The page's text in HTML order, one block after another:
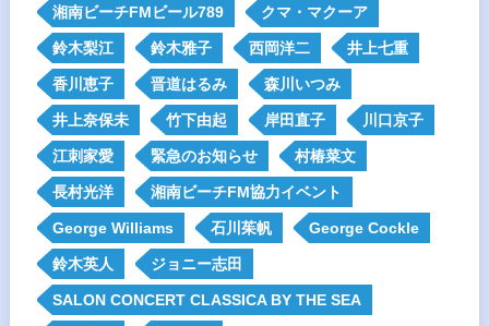
湘南ビーチFMビール789 クマ・マクーア
鈴木梨江 鈴木雅子 西岡洋二 井上七重
香川恵子 晋道はるみ 森川いつみ
井上奈保未 竹下由起 岸田直子 川口京子
江刺家愛 緊急のお知らせ 村椿菜文
長村光洋 湘南ビーチFM協力イベント
George Williams 石川茱帆 George Cockle
鈴木英人 ジョニー志田
SALON CONCERT CLASSICA BY THE SEA